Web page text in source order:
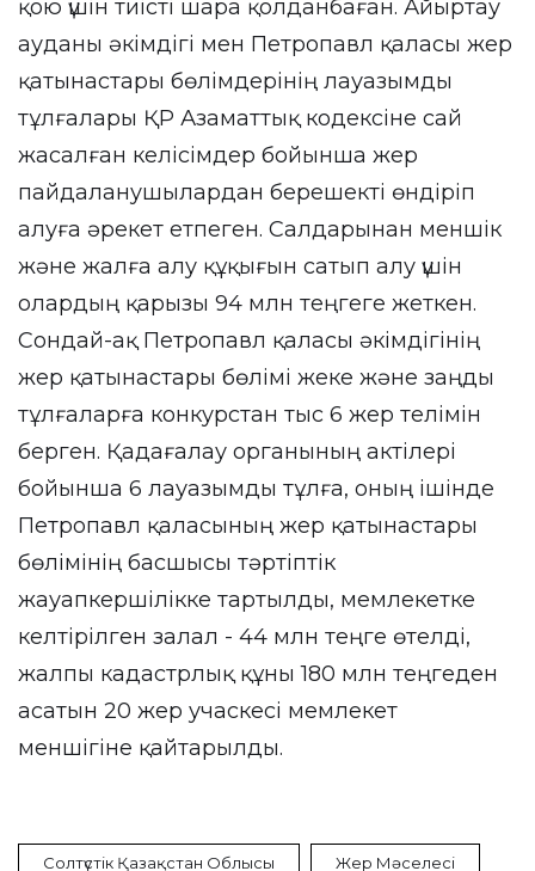
қою үшін тиісті шара қолданбаған. Айыртау
ауданы әкімдігі мен Петропавл қаласы жер
қатынастары бөлімдерінің лауазымды
тұлғалары ҚР Азаматтық кодексіне сай
жасалған келісімдер бойынша жер
пайдаланушылардан берешекті өндіріп
алуға әрекет етпеген. Салдарынан меншік
және жалға алу құқығын сатып алу үшін
олардың қарызы 94 млн теңгеге жеткен.
Сондай-ақ Петропавл қаласы әкімдігінің
жер қатынастары бөлімі жеке және заңды
тұлғаларға конкурстан тыс 6 жер телімін
берген. Қадағалау органының актілері
бойынша 6 лауазымды тұлға, оның ішінде
Петропавл қаласының жер қатынастары
бөлімінің басшысы тәртіптік
жауапкершілікке тартылды, мемлекетке
келтірілген залал - 44 млн теңге өтелді,
жалпы кадастрлық құны 180 млн теңгеден
асатын 20 жер учаскесі мемлекет
меншігіне қайтарылды.
Солтүстік Қазақстан Облысы Жер Мәселесі